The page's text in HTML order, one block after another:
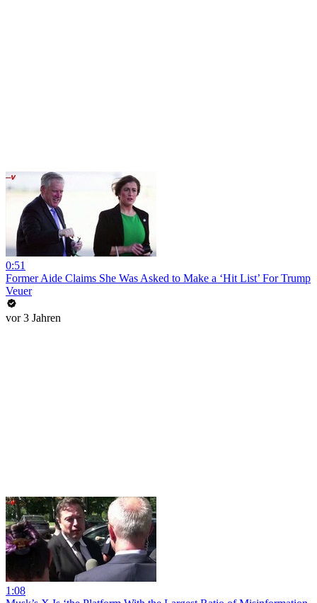
0:51
Former Aide Claims She Was Asked to Make a ‘Hit List’ For Trump
Veuer
vor 3 Jahren
1:08